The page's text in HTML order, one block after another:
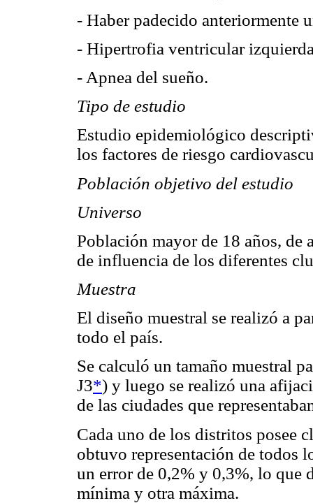
- Haber padecido anteriormente
- Hipertrofia ventricular
- Apnea del sueño.
Tipo de estudio
Estudio epidemiológico
los factores de riesgo
Población objetivo del estudio
Universo
Población mayor de 18 años, de
de influencia de los diferentes
Muestra
El diseño muestral se realizó a
todo el país.
Se calculó un tamaño muestral
J3*) y luego se realizó una
de las ciudades que
Cada uno de los distritos posee
obtuvo representación de todos
un error de 0,2% y 0,3%, lo que
mínima y otra máxima.